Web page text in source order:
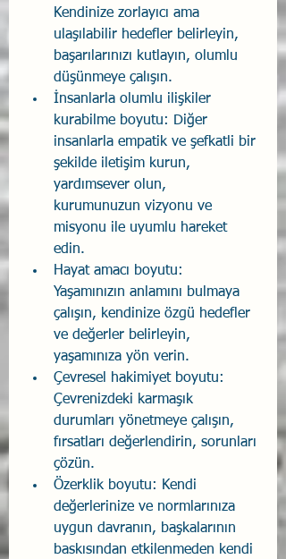
Kendinize zorlayıcı ama
ulaşılabilir hedefler belirleyin,
başarılarınızı kutlayın, olumlu
düşünmeye çalışın.
İnsanlarla olumlu ilişkiler
kurabilme boyutu: Diğer
insanlarla empatik ve şefkatli bir
şekilde iletişim kurun,
yardımsever olun,
kurumunuzun vizyonu ve
misyonu ile uyumlu hareket
edin.
Hayat amacı boyutu:
Yaşamınızın anlamını bulmaya
çalışın, kendinize özgü hedefler
ve değerler belirleyin,
yaşamınıza yön verin.
Çevresel hakimiyet boyutu:
Çevrenizdeki karmaşık
durumları yönetmeye çalışın,
fırsatları değerlendirin, sorunları
çözün.
Özerklik boyutu: Kendi
değerlerinize ve normlarınıza
uygun davranın, başkalarının
baskısından etkilenmeden kendi